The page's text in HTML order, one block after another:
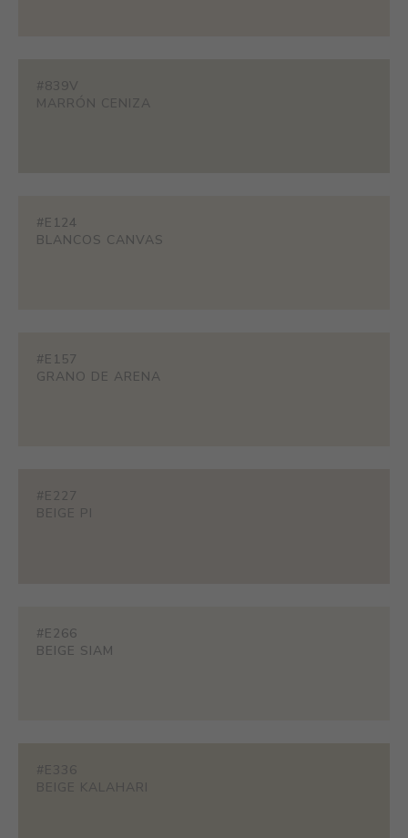
#839V
MARRÓN CENIZA
#E124
BLANCOS CANVAS
#E157
GRANO DE ARENA
#E227
BEIGE PI
#E266
BEIGE SIAM
#E336
BEIGE KALAHARI